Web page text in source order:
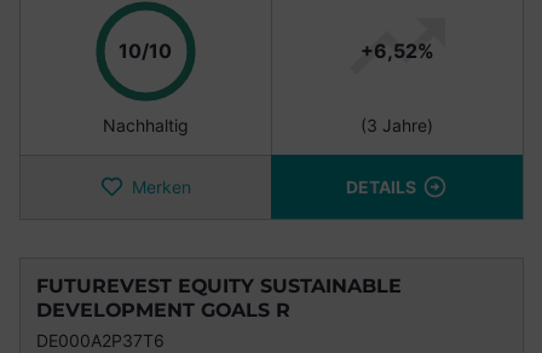
10/10 Punkte
Nachhaltig
+6,52%
(3 Jahre)
Merken DETAILS
FUTUREVEST EQUITY SUSTAINABLE
DEVELOPMENT GOALS R
DE000A2P37T6